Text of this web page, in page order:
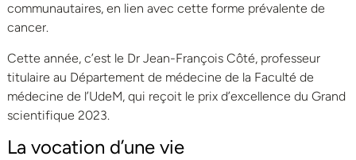
communautaires, en lien avec cette forme prévalente de
cancer.
Cette année, c’est le Dr Jean-François Côté, professeur
titulaire au Département de médecine de la Faculté de
médecine de l’UdeM, qui reçoit le prix d’excellence du Grand
scientifique 2023.
La vocation d’une vie